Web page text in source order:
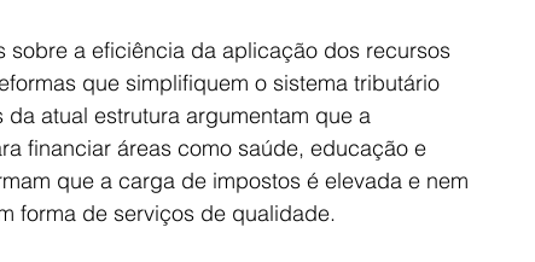
sobre a eficiência da aplicação dos recursos
que simplifiquem o sistema tributário
atual estrutura argumentam que a
financiar áreas como saúde, educação e
que a carga de impostos é elevada e nem
forma de serviços de qualidade.